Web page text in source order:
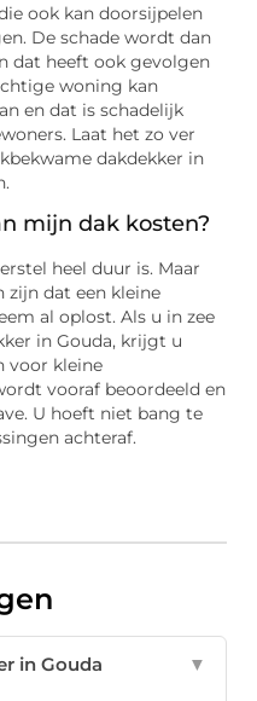
ook kan doorsijpelen
De schade wordt dan
dat heeft ook gevolgen
woning kan
en dat is schadelijk
Laat het zo ver
dakdekker in
mijn dak kosten?
heel duur is. Maar
zijn dat een kleine
al oplost. Als u in zee
in Gouda, krijgt u
voor kleine
vooraf beoordeeld en
U hoeft niet bang te
achteraf.
in Gouda
▼